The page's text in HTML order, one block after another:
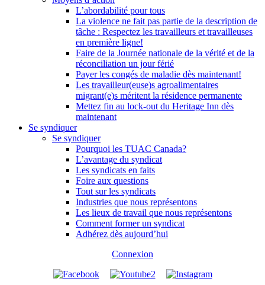
L’abordabilité pour tous
La violence ne fait pas partie de la description de
tâche : Respectez les travailleurs et travailleuses
en première ligne!
Faire de la Journée nationale de la vérité et de la
réconciliation un jour férié
Payer les congés de maladie dès maintenant!
Les travailleur(euse)s agroalimentaires
migrant(e)s méritent la résidence permanente
Mettez fin au lock-out du Heritage Inn dès
maintenant
Se syndiquer
Se syndiquer
Pourquoi les TUAC Canada?
L’avantage du syndicat
Les syndicats en faits
Foire aux questions
Tout sur les syndicats
Industries que nous représentons
Les lieux de travail que nous représentons
Comment former un syndicat
Adhérez dès aujourd’hui
Connexion